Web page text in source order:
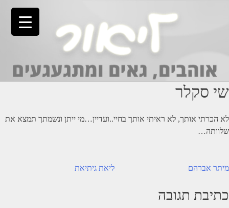
שי סקלר
לא הכרתי אותך, לא ראיתי אותך בחיי..ועדיין…מי ייתן ונשמתך תמצא את
שלוותה…
ניווט ליאת גיתיאת מיתר אברהם
כתיבת תגובה